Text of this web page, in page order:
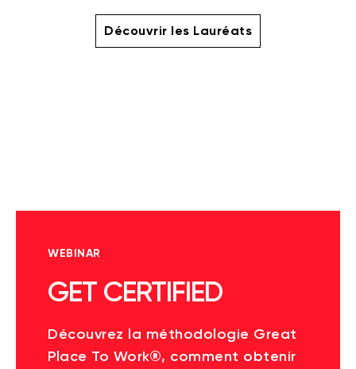
Découvrir les Lauréats
WEBINAR
GET CERTIFIED
Découvrez la méthodologie Great
Place To Work®, comment obtenir